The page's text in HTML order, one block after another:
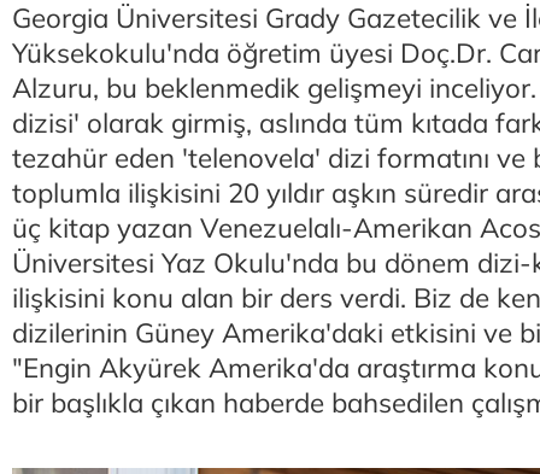
Georgia Üniversitesi Grady Gazetecilik ve
Yüksekokulu'nda öğretim üyesi Doç.Dr.
Alzuru, bu beklenmedik gelişmeyi
dizisi' olarak girmiş, aslında tüm kıtada
tezahür eden 'telenovela' dizi formatını
toplumla ilişkisini 20 yıldır aşkın süredir
üç kitap yazan Venezuelalı-Amerikan
Üniversitesi Yaz Okulu'nda bu dönem
ilişkisini konu alan bir ders verdi. Biz de
dizilerinin Güney Amerika'daki etkisini ve
"Engin Akyürek Amerika'da araştırma
bir başlıkla çıkan haberde bahsedilen